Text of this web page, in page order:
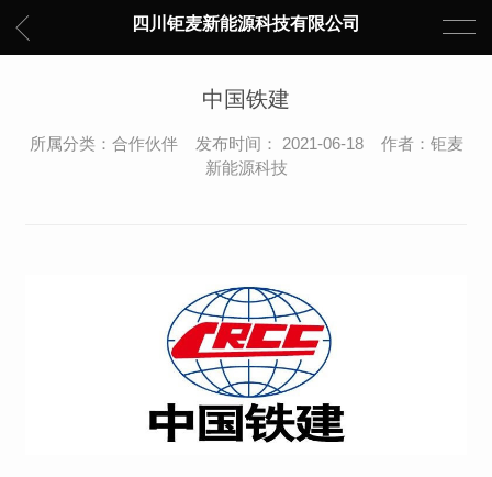
四川钜麦新能源科技有限公司
中国铁建
所属分类：合作伙伴 发布时间： 2021-06-18 作者：钜麦
新能源科技